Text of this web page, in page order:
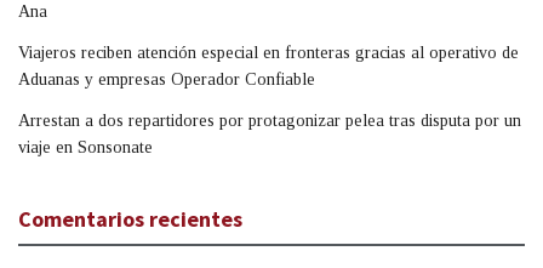
Ana
Viajeros reciben atención especial en fronteras gracias al operativo de
Aduanas y empresas Operador Confiable
Arrestan a dos repartidores por protagonizar pelea tras disputa por un
viaje en Sonsonate
Comentarios recientes